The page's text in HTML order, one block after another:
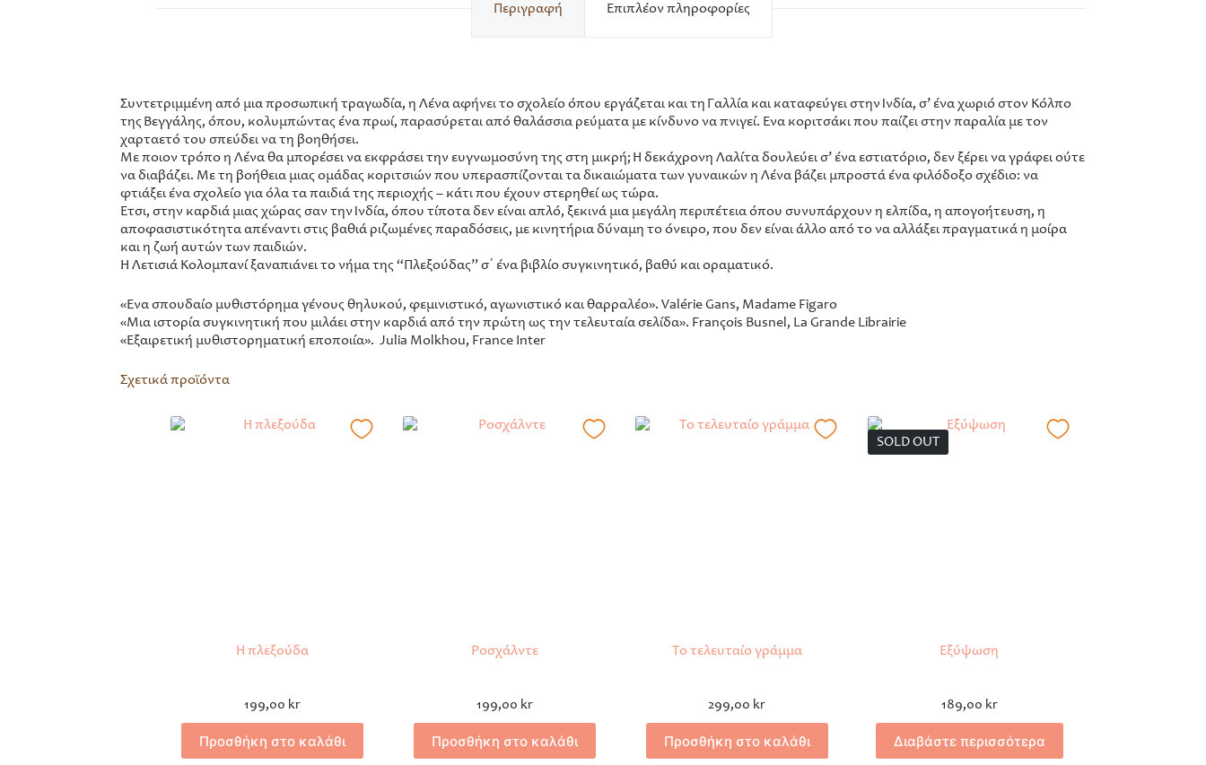
Περιγραφή Επιπλέον πληροφορίες
Συντετριμμένη από μια προσωπική τραγωδία, η Λένα αφήνει το σχολείο όπου εργάζεται και τη Γαλλία και καταφεύγει στην Ινδία, σ’ ένα χωριό στον Κόλπο
της Βεγγάλης, όπου, κολυμπώντας ένα πρωί, παρασύρεται από θαλάσσια ρεύματα με κίνδυνο να πνιγεί. Ένα κοριτσάκι που παίζει στην παραλία με τον
χαρταετό του σπεύδει να τη βοηθήσει.
Με ποιον τρόπο η Λένα θα μπορέσει να εκφράσει την ευγνωμοσύνη της στη μικρή; Η δεκάχρονη Λαλίτα δουλεύει σ’ ένα εστιατόριο, δεν ξέρει να γράφει ούτε
να διαβάζει. Με τη βοήθεια μιας ομάδας κοριτσιών που υπερασπίζονται τα δικαιώματα των γυναικών η Λένα βάζει μπροστά ένα φιλόδοξο σχέδιο: να
φτιάξει ένα σχολείο για όλα τα παιδιά της περιοχής – κάτι που έχουν στερηθεί ως τώρα.
Έτσι, στην καρδιά μιας χώρας σαν την Ινδία, όπου τίποτα δεν είναι απλό, ξεκινά μια μεγάλη περιπέτεια όπου συνυπάρχουν η ελπίδα, η απογοήτευση, η
αποφασιστικότητα απέναντι στις βαθιά ριζωμένες παραδόσεις, με κινητήρια δύναμη το όνειρο, που δεν είναι άλλο από το να αλλάξει πραγματικά η μοίρα
και η ζωή αυτών των παιδιών.
Η Λετισιά Κολομπανί ξαναπιάνει το νήμα της “Πλεξούδας” σ᾽ ένα βιβλίο συγκινητικό, βαθύ και οραματικό.
«Ένα σπουδαίο μυθιστόρημα γένους θηλυκού, φεμινιστικό, αγωνιστικό και θαρραλέο». Valérie Gans, Madame Figaro
«Μια ιστορία συγκινητική που μιλάει στην καρδιά από την πρώτη ως την τελευταία σελίδα». François Busnel, La Grande Librairie
«Eξαιρετική μυθιστορηματική εποποιία». Julia Molkhou, France Inter
Σχετικά προϊόντα
Η πλεξούδα
199,00 kr
Προσθήκη στο καλάθι
Ροσχάλντε
199,00 kr
Προσθήκη στο καλάθι
Το τελευταίο γράμμα
299,00 kr
Προσθήκη στο καλάθι
SOLD OUT
Εξύψωση
189,00 kr
Διαβάστε περισσότερα